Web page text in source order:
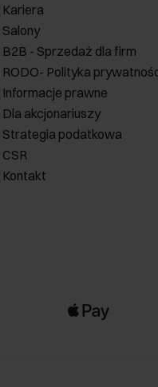
Kariera
Salony
B2B - Sprzedaż dla firm
RODO- Polityka
Informacje prawne
Dla akcjonariuszy
Strategia podatkowa
CSR
Kontakt